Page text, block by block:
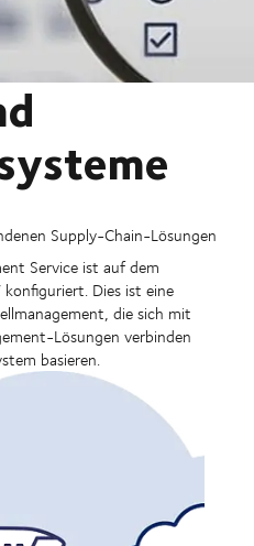
Supply-Chain-Lösungen
Service ist auf dem
Dies ist eine
die sich mit
Lösungen verbinden
basieren.